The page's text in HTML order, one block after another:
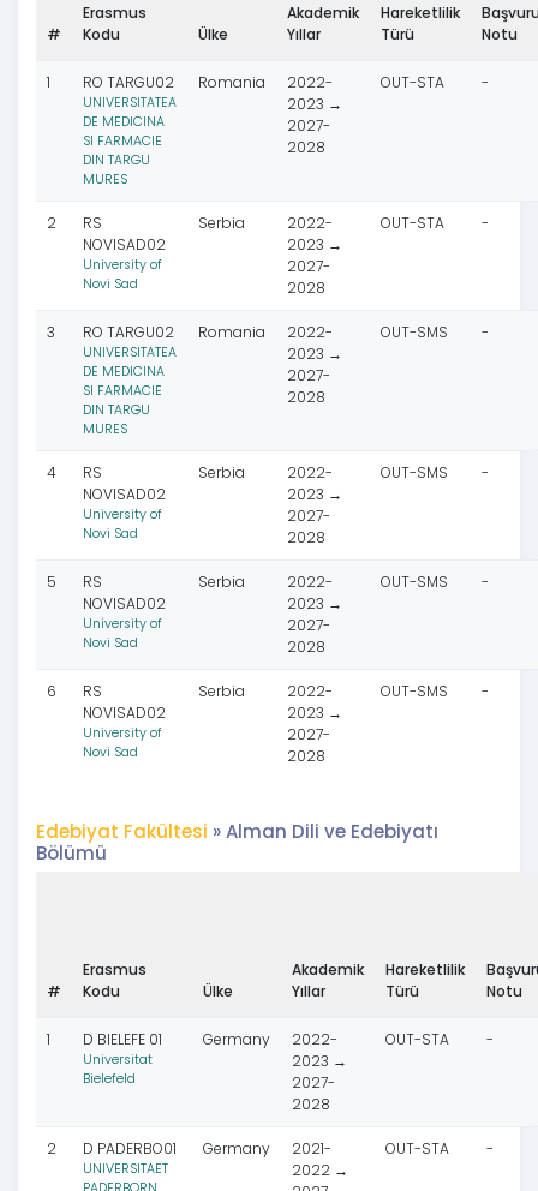
#
Erasmus
Kodu
Ülke
Akademik
Yıllar
Hareketlilik
Türü
Notu
1 RO TARGU02
UNIVERSITATEA
DE MEDICINA
SI FARMACIE
DIN TARGU
MURES
Romania
2022-
2023 →
2027-
2028
OUT-STA -
2
RS
NOVISAD02
University of
Novi Sad
Serbia
2022-
2023 →
2027-
2028
OUT-STA -
3 RO TARGU02
UNIVERSITATEA
DE MEDICINA
SI FARMACIE
DIN TARGU
MURES
Romania
2022-
2023 →
2027-
2028
OUT-SMS -
4
RS
NOVISAD02
University of
Novi Sad
Serbia
2022-
2023 →
2027-
2028
OUT-SMS -
5
RS
NOVISAD02
University of
Novi Sad
Serbia
2022-
2023 →
2027-
2028
OUT-SMS -
6
RS
NOVISAD02
University of
Novi Sad
Serbia
2022-
2023 →
2027-
2028
OUT-SMS -
Edebiyat Fakültesi » Alman Dili ve Edebiyatı
Bölümü
#
Erasmus
Kodu
Ülke
Akademik
Yıllar
Hareketlilik
Türü
Notu
1 D BIELEFE 01
Universitat
Bielefeld
Germany
2022-
2023 →
2027-
2028
OUT-STA -
2 D PADERBO01
UNIVERSITAET
Germany
2021-
2022 →
OUT-STA -